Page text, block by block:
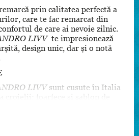
prin calitatea perfectă a
care te fac remarcat din
de care ai nevoie zilnic.
LIVV te impresionează
design unic, dar și o notă
LIVVsunt cusute în Italia
croielii: foarfece și sablon de
tradiția cusutului de mână